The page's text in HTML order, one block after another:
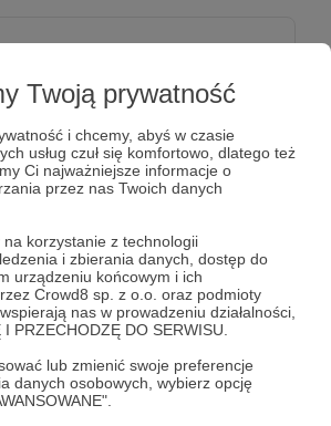
Twoją prywatność
i chcemy, abyś w czasie
usług czuł się komfortowo, dlatego też
Ci najważniejsze informacje o
przez nas Twoich danych
korzystanie z technologii
i zbierania danych, dostęp do
urządzeniu końcowym i ich
Crowd8 sp. z o.o. oraz podmioty
nas w prowadzeniu działalności,
PRZECHODZĘ DO SERWISU.
lub zmienić swoje preferencje
danych osobowych, wybierz opcję
wsparcie oznacza, że uważasz
ważną. W podzięce, poza
już wiesz, będziesz mógł
Z wielką radością przyjmę raz na
mniej lub bardziej
tematu, z którym
w blogowym wpisie ze
dla Ciebie :) Otrzymasz także
które nie będą szerzej
- zamkniętych webinarów, e-